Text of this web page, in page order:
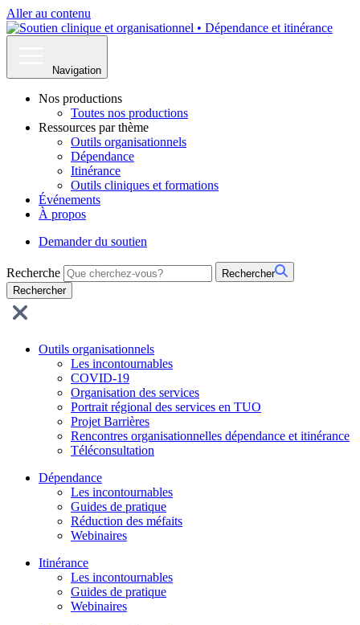
Aller au contenu
Navigation
Nos productions
Toutes nos productions
Ressources par thème
Outils organisationnels
Dépendance
Itinérance
Outils cliniques et formations
Événements
À propos
Demander du soutien
Recherche Rechercher
Outils organisationnels
Les incontournables
COVID-19
Organisation des services
Portrait régional des services en TUO
Projet Barrières
Rencontres organisationnelles dépendance et itinérance
Téléconsultation
Dépendance
Les incontournables
Guides de pratique
Réduction des méfaits
Webinaires
Itinérance
Les incontournables
Guides de pratique
Webinaires